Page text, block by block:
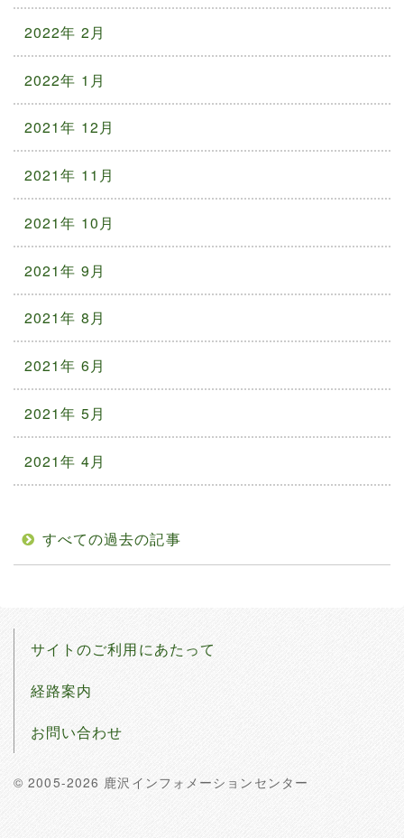
2022年 2月
2022年 1月
2021年 12月
2021年 11月
2021年 10月
2021年 9月
2021年 8月
2021年 6月
2021年 5月
2021年 4月
すべての過去の記事
サイトのご利用にあたって
経路案内
お問い合わせ
© 2005-2026 鹿沢インフォメーションセンター